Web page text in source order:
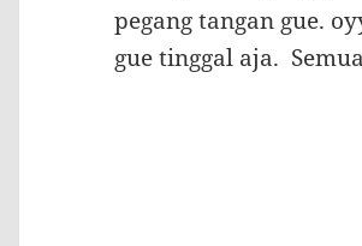
pegang tangan gue.
gue tinggal aja.